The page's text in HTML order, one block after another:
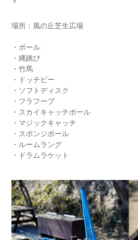
場所：風の丘芝生広場
・ボール
・縄跳び
・竹馬
・ドッチビー
・ソフトディスク
・フラフープ
・スカイキャッチボール
・マジックキャッチ
・スポンジボール
・ルームラング
・ドラムラケット